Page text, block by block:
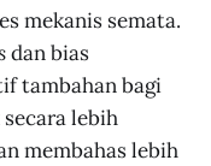
mekanis semata.
dan bias
tambahan bagi
lebih
membahas lebih